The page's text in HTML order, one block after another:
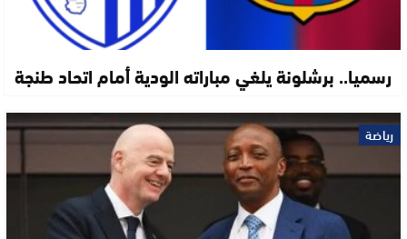
رسميا.. برشلونة يلغي مباراته الودية أمام اتحاد طنجة
رياضة